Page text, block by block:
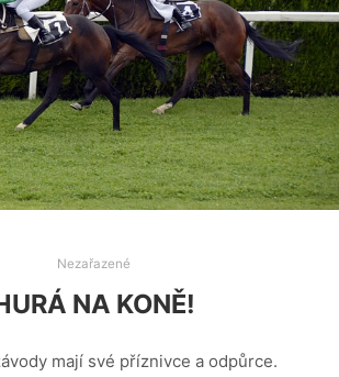
Nezařazené
NA KONĚ!
mají své příznivce a odpůrce.